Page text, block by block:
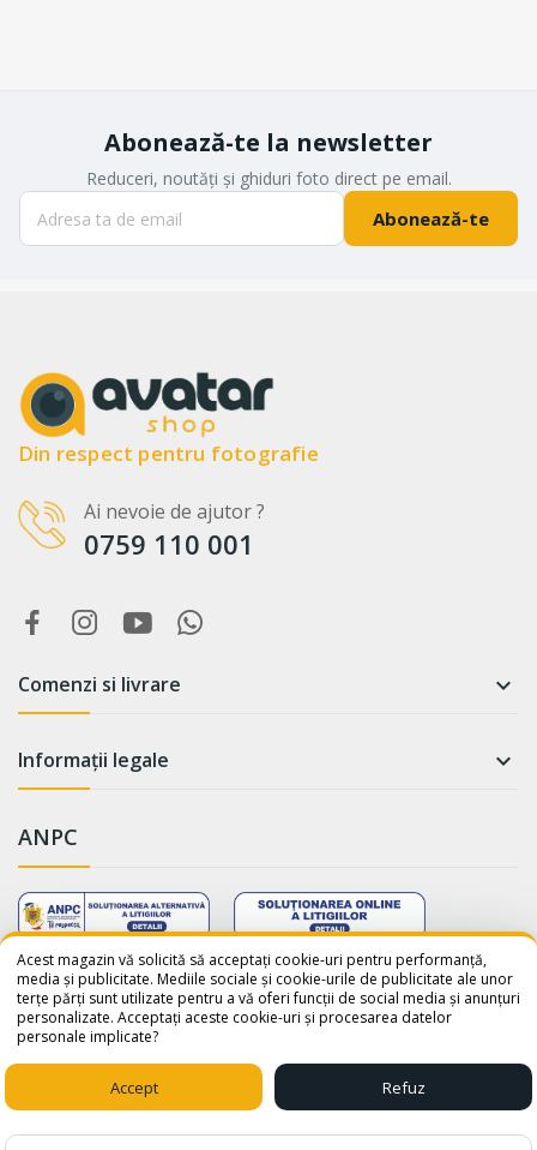
WhatsApp
Salut! Cum te putem ajuta? Scrie-
ne pe WhatsApp!
📞 +40759110001
Abonează-te la newsletter
Reduceri, noutăți și ghiduri foto direct pe email.
Abonează-te
Din respect pentru fotografie
Ai nevoie de ajutor ?
0759 110 001
Comenzi si livrare 
Informații legale 
ANPC
© 2026 - avatar-shop.ro was crafted with ♥ bySico Media
Acest magazin vă solicită să acceptați cookie-uri pentru performanță,
media și publicitate. Mediile sociale și cookie-urile de publicitate ale unor
terțe părți sunt utilizate pentru a vă oferi funcții de social media și anunțuri
personalizate. Acceptați aceste cookie-uri și procesarea datelor
personale implicate?
Accept Refuz